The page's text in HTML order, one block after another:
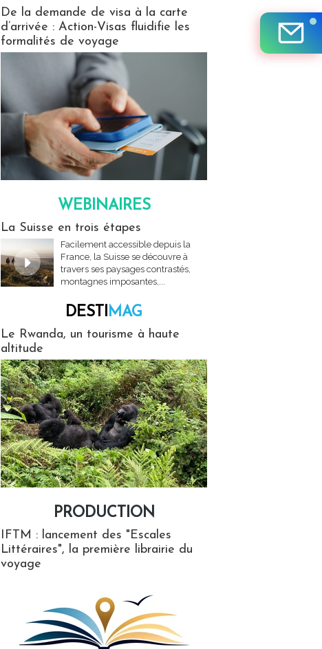
De la demande de visa à la carte
d’arrivée : Action-Visas fluidifie les
formalités de voyage
WEBINAIRES
La Suisse en trois étapes
Facilement accessible depuis la
France, la Suisse se découvre à
travers ses paysages contrastés,
montagnes imposantes,...
DESTIMAG
Le Rwanda, un tourisme à haute
altitude
PRODUCTION
IFTM : lancement des "Escales
Littéraires", la première librairie du
voyage